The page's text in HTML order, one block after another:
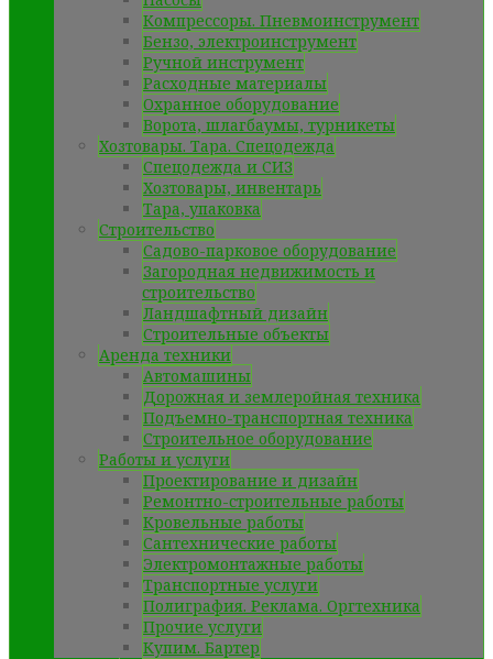
Компрессоры. Пневмоинструмент
Бензо, электроинструмент
Ручной инструмент
Расходные материалы
Охранное оборудование
Ворота, шлагбаумы, турникеты
Хозтовары. Тара. Спецодежда
Спецодежда и СИЗ
Хозтовары, инвентарь
Тара, упаковка
Строительство
Садово-парковое оборудование
Загородная недвижимость и
строительство
Ландшафтный дизайн
Строительные объекты
Аренда техники
Автомашины
Дорожная и землеройная техника
Подъемно-транспортная техника
Строительное оборудование
Работы и услуги
Проектирование и дизайн
Ремонтно-строительные работы
Кровельные работы
Сантехнические работы
Электромонтажные работы
Транспортные услуги
Полиграфия. Реклама. Оргтехника
Прочие услуги
Купим. Бартер